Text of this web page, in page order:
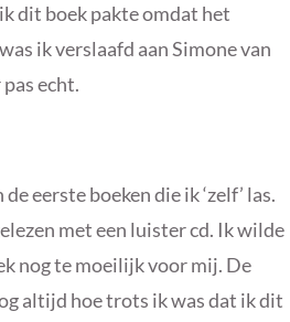
dit boek pakte omdat het
ik verslaafd aan Simone van
echt.
eerste boeken die ik ‘zelf’ las.
met een luister cd. Ik wilde
nog te moeilijk voor mij. De
altijd hoe trots ik was dat ik dit